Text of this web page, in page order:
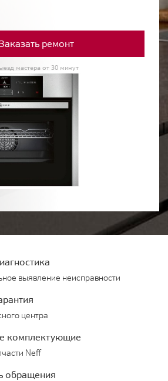
ремонт
мастера от 30 минут
выявление неисправности
центра
комплектующие
Neff
обращения